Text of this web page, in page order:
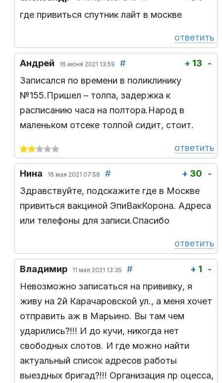
где привиться спутник лайт в москве
ответить
Андрей 16 июня 2021 13:59 # + 13
-
Записался по времени в поликлинику
№155.Пришел – толпа, задержка к
расписанию часа на полтора.Народ в
маленьком отсеке толпой сидит, стоит.
ответить
Нина 16 мая 2021 07:58 # + 30
-
Здравствуйте, подскажите где в Москве
привиться вакциной ЭпиВакКорона. Адреса
или телефоны для записи.Спасибо
ответить
Владимир 11 мая 2021 13:35 # + 1
-
Невозможно записаться на прививку, я
живу на 2й Карачаровской ул., а меня хочет
отправить аж в Марьино. Вы там чем
ударились?!!! И до кучи, никогда нет
свободных слотов. И где можно найти
актуальный список адресов работы
выездных бригад?!!! Организация пр оцесса,